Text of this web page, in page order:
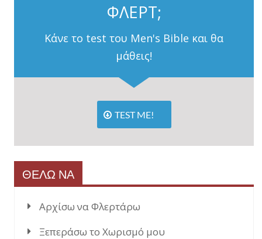
ΦΛΕΡΤ;
Κάνε το test του Men's Bible και θα
μάθεις!
TEST ME!
ΘΕΛΩ ΝΑ
Αρχίσω να Φλερτάρω
Ξεπεράσω το Χωρισμό μου